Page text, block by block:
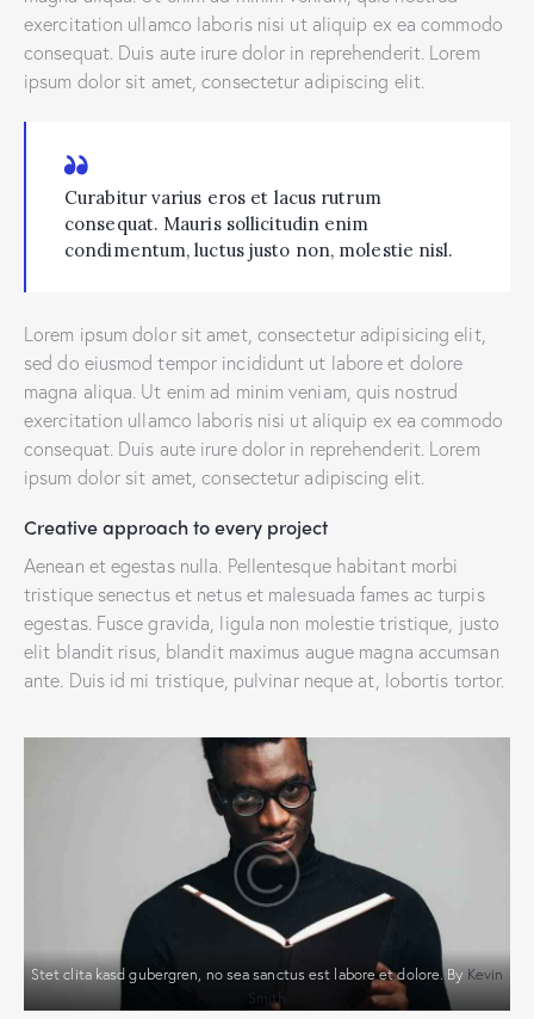
exercitation ullamco laboris nisi ut aliquip ex ea commodo
consequat. Duis aute irure dolor in reprehenderit. Lorem
ipsum dolor sit amet, consectetur adipiscing elit.
Curabitur varius eros et lacus rutrum
consequat. Mauris sollicitudin enim
condimentum, luctus justo non, molestie nisl.
Lorem ipsum dolor sit amet, consectetur adipisicing elit,
sed do eiusmod tempor incididunt ut labore et dolore
magna aliqua. Ut enim ad minim veniam, quis nostrud
exercitation ullamco laboris nisi ut aliquip ex ea commodo
consequat. Duis aute irure dolor in reprehenderit. Lorem
ipsum dolor sit amet, consectetur adipiscing elit.
Creative approach to every project
Aenean et egestas nulla. Pellentesque habitant morbi
tristique senectus et netus et malesuada fames ac turpis
egestas. Fusce gravida, ligula non molestie tristique, justo
elit blandit risus, blandit maximus augue magna accumsan
ante. Duis id mi tristique, pulvinar neque at, lobortis tortor.
Stet clita kasd gubergren, no sea sanctus est labore et dolore. By Kevin
Smith